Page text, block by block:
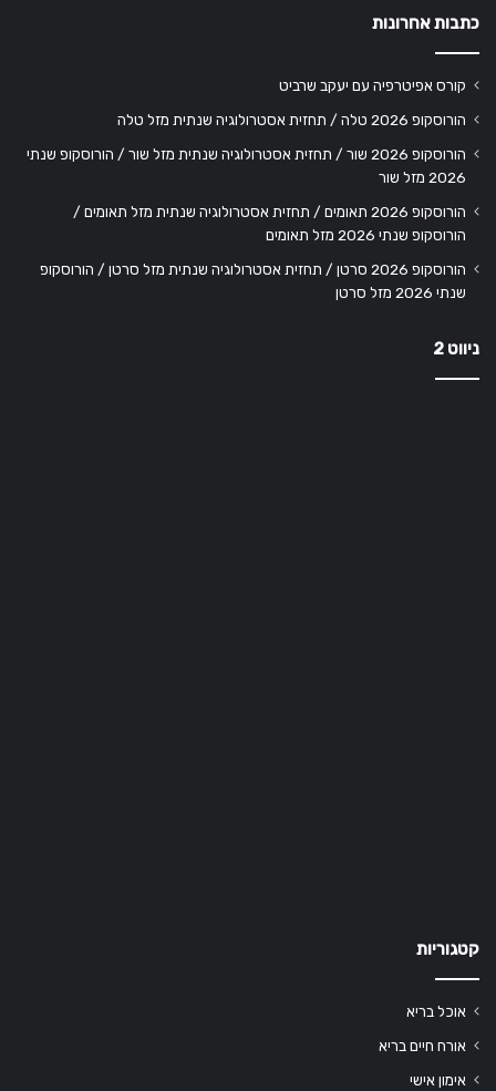
כתבות אחרונות
קורס אפיטרפיה עם יעקב שרביט
הורוסקופ 2026 טלה / תחזית אסטרולוגיה שנתית מזל טלה
הורוסקופ 2026 שור / תחזית אסטרולוגיה שנתית מזל שור / הורוסקופ שנתי
2026 מזל שור
הורוסקופ 2026 תאומים / תחזית אסטרולוגיה שנתית מזל תאומים /
הורוסקופ שנתי 2026 מזל תאומים
הורוסקופ 2026 סרטן / תחזית אסטרולוגיה שנתית מזל סרטן / הורוסקופ
שנתי 2026 מזל סרטן
ניווט 2
קטגוריות
אוכל בריא
אורח חיים בריא
אימון אישי